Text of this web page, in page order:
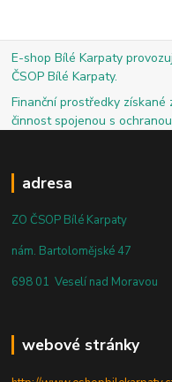
E-shop Bílé Karpaty
ČSOP Bílé Karpaty.
Finanční prostředky
činnost spojenou s
adresa
ZO ČSOP Bílé Karpaty
nám. Bartolomějské 47
698 01 Veselí nad Moravou
webové stránky